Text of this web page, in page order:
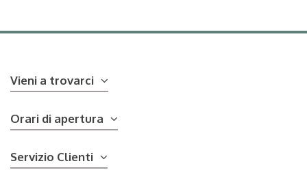
Vieni a trovarci
Orari di apertura
Servizio Clienti